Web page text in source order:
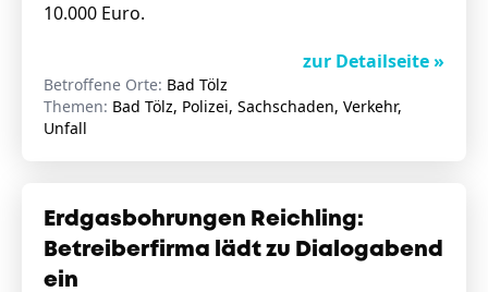
10.000 Euro.
zur Detailseite »
Betroffene Orte: Bad Tölz
Themen: Bad Tölz, Polizei, Sachschaden, Verkehr,
Unfall
Erdgasbohrungen Reichling:
Betreiberfirma lädt zu Dialogabend
ein